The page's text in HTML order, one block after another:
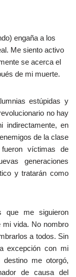
engaña a los
Me siento activo
se acerca el
de mi muerte.
estúpidas y
no hay
indirectamente, en
de la clase
víctimas de
generaciones
y tratarán como
que me siguieron
mi vida. No nombro
a todos. Sin
excepción con mi
destino me otorgó,
de causa del